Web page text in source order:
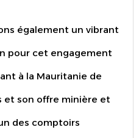
également un vibrant
pour cet engagement
à la Mauritanie de
et son offre minière et
des comptoirs